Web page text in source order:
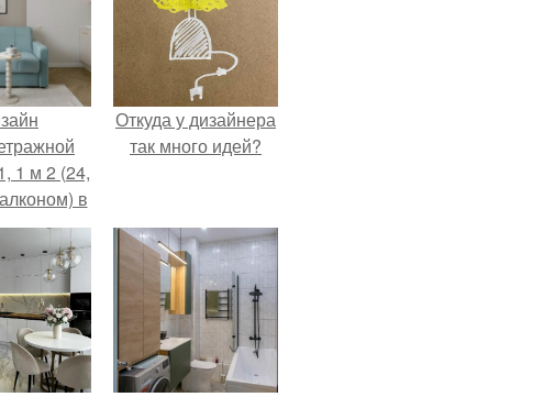
1 м 2 (24,
в
Откуда у дизайнера
так много идей?